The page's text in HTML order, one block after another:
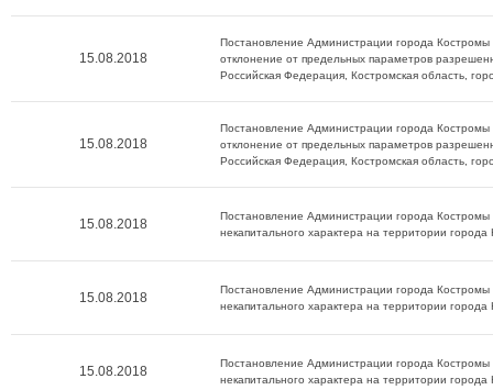
15.08.2018
Постановление Администрации города
отклонение от предельных параметров
Российская Федерация, Костромская область,
15.08.2018
Постановление Администрации города
отклонение от предельных параметров
Российская Федерация, Костромская область,
15.08.2018
Постановление Администрации города
некапитального характера на территории
15.08.2018
Постановление Администрации города
некапитального характера на территории
15.08.2018
Постановление Администрации города
некапитального характера на территории